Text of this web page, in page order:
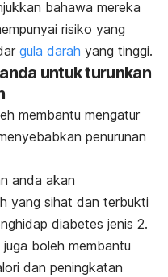
bahawa mereka
risiko yang
gula darah yang tinggi.
untuk turunkan
membantu mengatur
penurunan
anda akan
yang sihat dan terbukti
diabetes jenis 2.
boleh membantu
dan peningkatan